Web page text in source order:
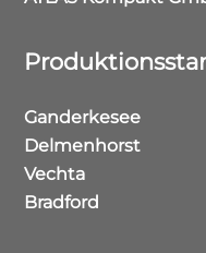
Ganderkesee
Delmenhorst
Vechta
Bradford